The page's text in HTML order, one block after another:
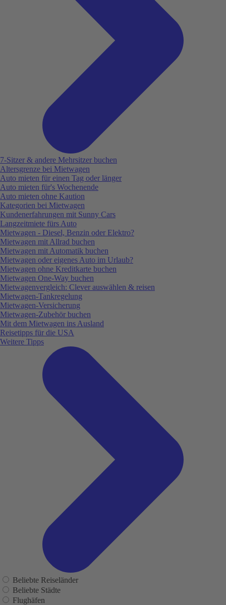
7-Sitzer & andere Mehrsitzer buchen
Altersgrenze bei Mietwagen
Auto mieten für einen Tag oder länger
Auto mieten für's Wochenende
Auto mieten ohne Kaution
Kategorien bei Mietwagen
Kundenerfahrungen mit Sunny Cars
Langzeitmiete fürs Auto
Mietwagen - Diesel, Benzin oder Elektro?
Mietwagen mit Allrad buchen
Mietwagen mit Automatik buchen
Mietwagen oder eigenes Auto im Urlaub?
Mietwagen ohne Kreditkarte buchen
Mietwagen One-Way buchen
Mietwagenvergleich: Clever auswählen & reisen
Mietwagen-Tankregelung
Mietwagen-Versicherung
Mietwagen-Zubehör buchen
Mit dem Mietwagen ins Ausland
Reisetipps für die USA
Weitere Tipps
Beliebte Reiseländer
Beliebte Städte
Flughäfen